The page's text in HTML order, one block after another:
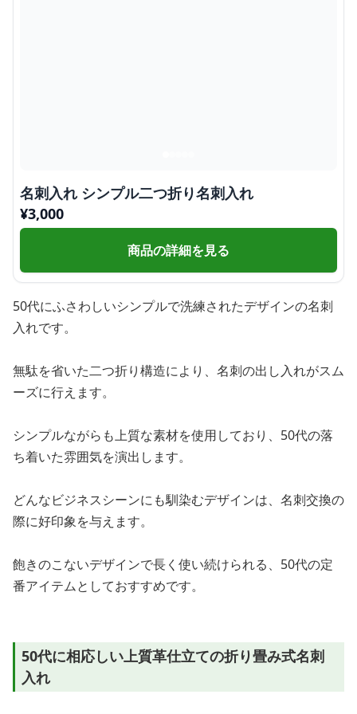
名刺入れ シンプル二つ折り名刺入れ
¥3,000
商品の詳細を見る
50代にふさわしいシンプルで洗練されたデザインの名刺
入れです。
無駄を省いた二つ折り構造により、名刺の出し入れがスム
ーズに行えます。
シンプルながらも上質な素材を使用しており、50代の落
ち着いた雰囲気を演出します。
どんなビジネスシーンにも馴染むデザインは、名刺交換の
際に好印象を与えます。
飽きのこないデザインで長く使い続けられる、50代の定
番アイテムとしておすすめです。
50代に相応しい上質革仕立ての折り畳み式名刺
入れ